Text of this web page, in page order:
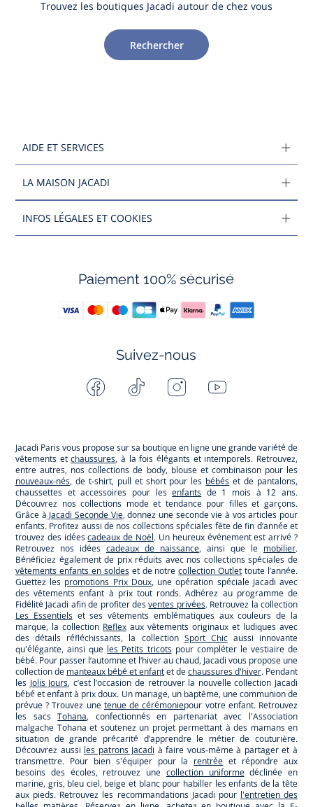
Trouvez les boutiques Jacadi autour de chez vous
Rechercher
AIDE ET SERVICES
LA MAISON JACADI
INFOS LÉGALES ET COOKIES
Paiement 100% sécurisé
Suivez-nous
Facebook Tiktok InstagramYoutube
Jacadi Paris vous propose sur sa boutique en ligne une grande variété de
vêtements etchaussures, à la fois élégants et intemporels. Retrouvez,
entre autres, nos collections de body, blouse et combinaison pour les
nouveaux-nés, de t-shirt, pull et short pour les bébés et de pantalons,
chaussettes et accessoires pour lesenfants de 1 mois à 12 ans.
Découvrez nos collections mode et tendance pour filles et garçons.
Grâce à Jacadi Seconde Vie, donnez une seconde vie à vos articles pour
enfants. Profitez aussi de nos collections spéciales fête de fin d’année et
trouvez des idéescadeaux de Noël. Un heureux événement est arrivé ?
Retrouvez nos idées cadeaux de naissance, ainsi que le mobilier.
Bénéficiez également de prix réduits avec nos collections spéciales de
vêtements enfants en soldeset de notrecollection Outlet toute l’année.
Guettez les promotions Prix Doux, une opération spéciale Jacadi avec
des vêtements enfant à prix tout ronds. Adhérez au programme de
Fidélité Jacadi afin de profiter desventes privées. Retrouvez la collection
Les Essentielset ses vêtements emblématiques aux couleurs de la
marque, la collection Reflex aux vêtements originaux et ludiques avec
des détails réfléchissants, la collection Sport Chicaussi innovante
qu'élégante, ainsi que les Petits tricotspour compléter le vestiaire de
bébé. Pour passer l’automne et l’hiver au chaud, Jacadi vous propose une
collection de manteaux bébé et enfantet dechaussures d'hiver. Pendant
les Jolis Jours, c’est l’occasion de retrouver la nouvelle collection Jacadi
bébé et enfant à prix doux. Un mariage, un baptême, une communion de
prévue ? Trouvez une tenue de cérémoniepour votre enfant. Retrouvez
les sacsTohana, confectionnés en partenariat avec l'Association
malgache Tohana et soutenez un projet permettant à des mamans en
situation de grande précarité d’apprendre le métier de couturière.
Découvrez aussi les patrons Jacadi à faire vous-même à partager et à
transmettre. Pour bien s'équiper pour la rentrée et répondre aux
besoins des écoles, retrouvez une collection uniformedéclinée en
marine, gris, bleu ciel, beige et blanc pour habiller les enfants de la tête
aux pieds. Retrouvez les recommandations Jacadi pour l'entretien des